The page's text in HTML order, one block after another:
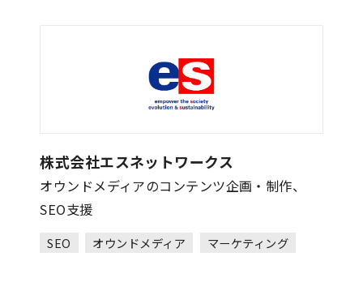
株式会社エスネットワークス
オウンドメディアのコンテンツ企画・制作、
SEO支援
SEO オウンドメディア マーケティング